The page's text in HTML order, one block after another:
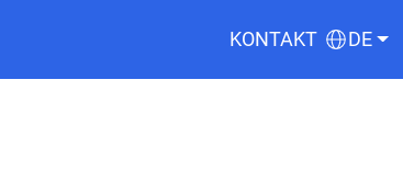
KONTAKT DE